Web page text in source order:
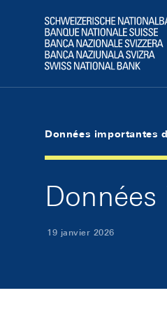
Logo
Données importantes
19 janvier 2026